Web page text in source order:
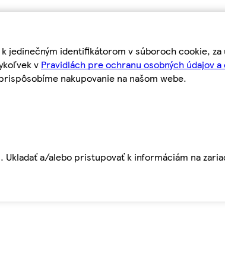
identifikátorom v súboroch cookie,
v Pravidlách pre ochranu osobných údajov a
nakupovanie na našom webe.
a/alebo pristupovať k informáciám na